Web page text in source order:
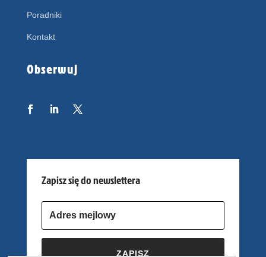
Poradniki
Kontakt
Obserwuj
Zapisz się do newslettera
ZAPISZ